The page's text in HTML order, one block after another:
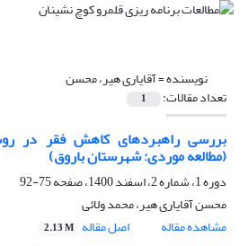
نویسنده =آقایاری هیر، محسن
تعداد مقالات: 1
بررسی راهبردهای کاهش فقر در
(مطالعه موردی: شهرستان باروق)
دوره 1، شماره 2، اسفند 1400، صفحه
75-92
محسن آقایاری هیر، محمد ولائی
مشاهده مقاله
اصل مقاله 2.13 M